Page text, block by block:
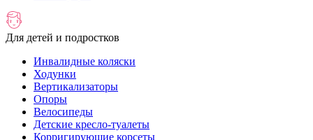
Для детей и подростков
Инвалидные коляски
Ходунки
Вертикализаторы
Опоры
Велосипеды
Детские кресло-туалеты
Корригирующие корсеты